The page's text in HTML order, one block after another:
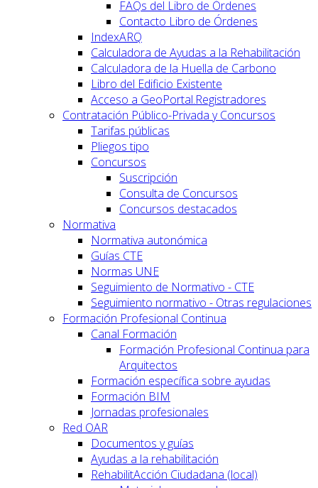
FAQs del Libro de Órdenes
Contacto Libro de Órdenes
IndexARQ
Calculadora de Ayudas a la Rehabilitación
Calculadora de la Huella de Carbono
Libro del Edificio Existente
Acceso a GeoPortal.Registradores
Contratación Público-Privada y Concursos
Tarifas públicas
Pliegos tipo
Concursos
Suscripción
Consulta de Concursos
Concursos destacados
Normativa
Normativa autonómica
Guías CTE
Normas UNE
Seguimiento de Normativo - CTE
Seguimiento normativo - Otras regulaciones
Formación Profesional Continua
Canal Formación
Formación Profesional Continua para
Arquitectos
Formación específica sobre ayudas
Formación BIM
Jornadas profesionales
Red OAR
Documentos y guías
Ayudas a la rehabilitación
RehabilitAcción Ciudadana (local)